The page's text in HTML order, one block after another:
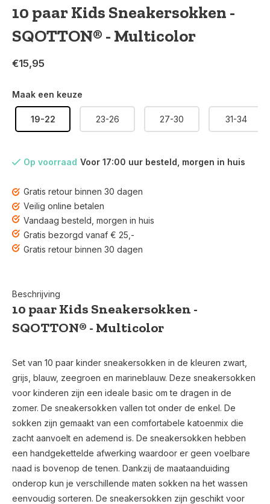
10 paar Kids Sneakersokken -
SQOTTON® - Multicolor
€15,95
Maak een keuze
19-22 23-26 27-30 31-34
Op voorraad Voor 17:00 uur besteld, morgen in huis
Gratis retour binnen 30 dagen
Veilig online betalen
Vandaag besteld, morgen in huis
Gratis bezorgd vanaf € 25,-
Gratis retour binnen 30 dagen
Beschrijving
10 paar Kids Sneakersokken -
SQOTTON® - Multicolor
Set van 10 paar kinder sneakersokken in de kleuren zwart,
grijs, blauw, zeegroen en marineblauw. Deze sneakersokken
voor kinderen zijn een ideale basic om te dragen in de
zomer. De sneakersokken vallen tot onder de enkel. De
sokken zijn gemaakt van een comfortabele katoenmix die
zacht aanvoelt en ademend is. De sneakersokken hebben
een handgekettelde afwerking waardoor er geen voelbare
naad is bovenop de tenen. Dankzij de maataanduiding
onderop kun je verschillende maten sokken na het wassen
eenvoudig sorteren. De sneakersokken zijn geschikt voor